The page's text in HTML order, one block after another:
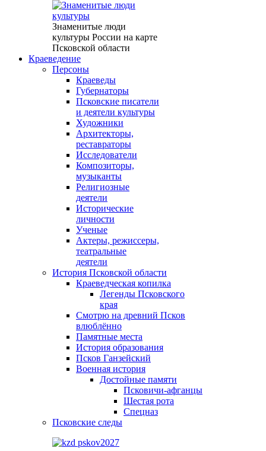
Знаменитые люди
культуры России на карте
Псковской области
Краеведение
Персоны
Краеведы
Губернаторы
Псковские писатели
и деятели культуры
Художники
Архитекторы,
реставраторы
Исследователи
Композиторы,
музыканты
Религиозные
деятели
Исторические
личности
Ученые
Актеры, режиссеры,
театральные
деятели
История Псковской области
Краеведческая копилка
Легенды Псковского
края
Смотрю на древний Псков
влюблённо
Памятные места
История образования
Псков Ганзейский
Военная история
Достойные памяти
Псковичи-афганцы
Шестая рота
Спецназ
Псковские следы